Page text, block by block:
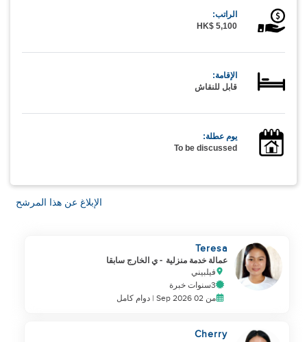
الراتب:
HK$ 5,100
الإقامة:
قابل للنقاش
يوم عطلة:
To be discussed
الإبلاغ عن هذا المرشح
Teresa
عمالة خدمة منزلية - ي الخارج سابقا
فيلبيني
3سنوات خبرة
من 02 Sep 2026 | دوام كامل
Cherry